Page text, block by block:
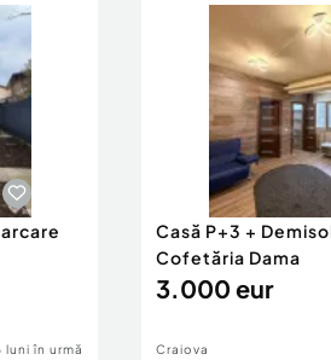
luni în urmă
Casă P+3 +
Cofetăria Dama
3.000 eur
Craiova